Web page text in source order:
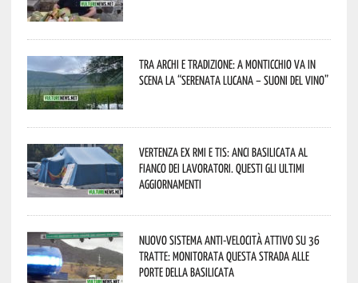
Tra archi e tradizione: a Monticchio va in
scena la “Serenata lucana – suoni del vino”
Vertenza ex RMI e TIS: ANCI Basilicata al
fianco dei lavoratori. Questi gli ultimi
aggiornamenti
Nuovo sistema anti-velocità attivo su 36
tratte: monitorata questa strada alle
porte della Basilicata